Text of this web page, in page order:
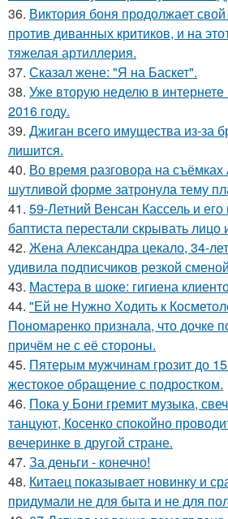
36. Виктория боня продолжает
против диванных критиков, и на
тяжелая артиллерия.
37. Сказал жене: "Я на Баскет".
38. Уже вторую неделю в интернете
2016 году.
39. Джиган всего имущества из-за
лишится.
40. Во время разговора на
шутливой форме затронула тему
41. 59-Летний Венсан Кассель и
баптиста перестали скрывать лицо
42. Жена Александра цекало, 34-
удивила подписчиков резкой
43. Мастера в шоке: гигиена
44. "Ей не Нужно Ходить к
Пономаренко признала, что дочке
причём не с её стороны.
45. Пятерым мужчинам грозит до
жестокое обращение с подростком.
46. Пока у Бони гремит музыка,
танцуют, Косенко спокойно
вечеринке в другой стране.
47. За деньги - конечно!
48. Китаец показывает новинку и
придумали не для быта и не для